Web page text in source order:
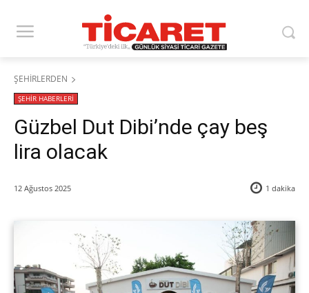
ŞEHİRLERDEN
ŞEHİR HABERLERİ
Güzbel Dut Dibi’nde çay beş
lira olacak
12 Ağustos 2025 1 dakika